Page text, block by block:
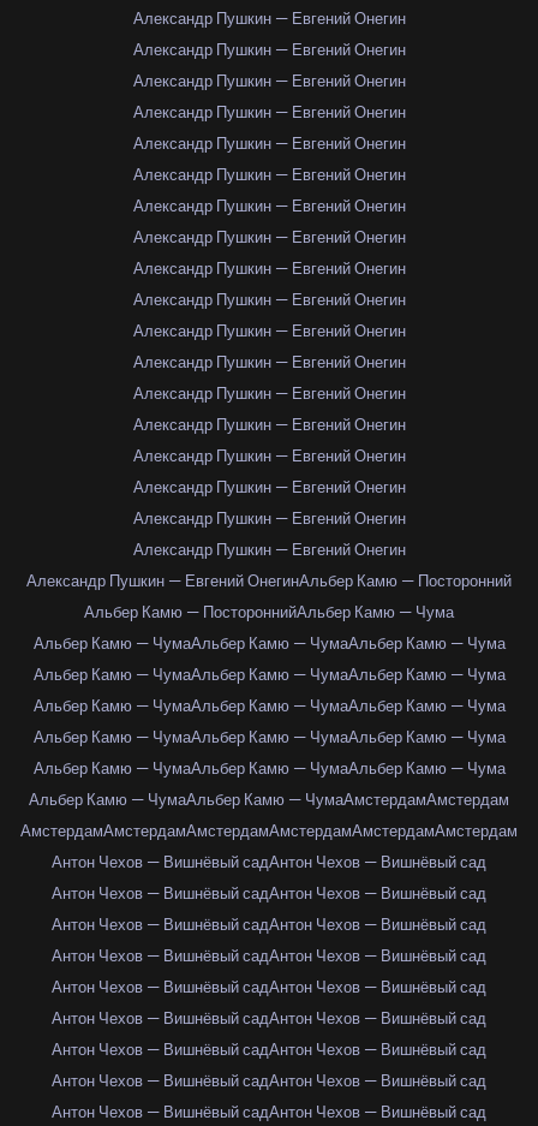
Александр Пушкин — Евгений Онегин
Александр Пушкин — Евгений Онегин
Александр Пушкин — Евгений Онегин
Александр Пушкин — Евгений Онегин
Александр Пушкин — Евгений Онегин
Александр Пушкин — Евгений Онегин
Александр Пушкин — Евгений Онегин
Александр Пушкин — Евгений Онегин
Александр Пушкин — Евгений Онегин
Александр Пушкин — Евгений Онегин
Александр Пушкин — Евгений Онегин
Александр Пушкин — Евгений Онегин
Александр Пушкин — Евгений Онегин
Александр Пушкин — Евгений Онегин
Александр Пушкин — Евгений Онегин
Александр Пушкин — Евгений Онегин
Александр Пушкин — Евгений Онегин
Александр Пушкин — Евгений Онегин
Александр Пушкин — Евгений ОнегинАльбер Камю — Посторонний
Альбер Камю — ПостороннийАльбер Камю — Чума
Альбер Камю — ЧумаАльбер Камю — ЧумаАльбер Камю — Чума
Альбер Камю — ЧумаАльбер Камю — ЧумаАльбер Камю — Чума
Альбер Камю — ЧумаАльбер Камю — ЧумаАльбер Камю — Чума
Альбер Камю — ЧумаАльбер Камю — ЧумаАльбер Камю — Чума
Альбер Камю — ЧумаАльбер Камю — ЧумаАльбер Камю — Чума
Альбер Камю — ЧумаАльбер Камю — ЧумаАмстердамАмстердам
АмстердамАмстердамАмстердамАмстердамАмстердамАмстердам
Антон Чехов — Вишнёвый садАнтон Чехов — Вишнёвый сад
Антон Чехов — Вишнёвый садАнтон Чехов — Вишнёвый сад
Антон Чехов — Вишнёвый садАнтон Чехов — Вишнёвый сад
Антон Чехов — Вишнёвый садАнтон Чехов — Вишнёвый сад
Антон Чехов — Вишнёвый садАнтон Чехов — Вишнёвый сад
Антон Чехов — Вишнёвый садАнтон Чехов — Вишнёвый сад
Антон Чехов — Вишнёвый садАнтон Чехов — Вишнёвый сад
Антон Чехов — Вишнёвый садАнтон Чехов — Вишнёвый сад
Антон Чехов — Вишнёвый садАнтон Чехов — Вишнёвый сад